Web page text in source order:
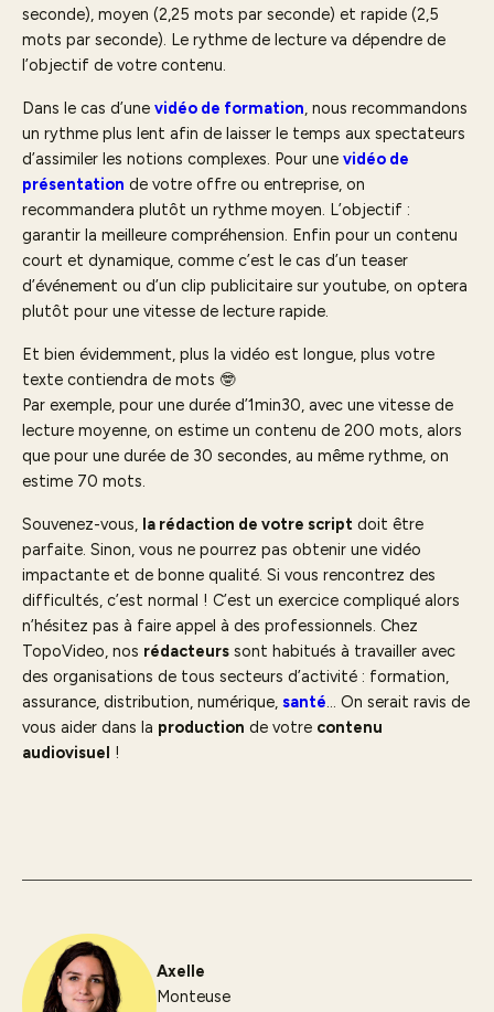
seconde), moyen (2,25 mots par seconde) et rapide (2,5
mots par seconde). Le rythme de lecture va dépendre de
l’objectif de votre contenu.
Dans le cas d’une vidéo de formation, nous recommandons
un rythme plus lent afin de laisser le temps aux spectateurs
d’assimiler les notions complexes. Pour une vidéo de
présentation de votre offre ou entreprise, on
recommandera plutôt un rythme moyen. L’objectif :
garantir la meilleure compréhension. Enfin pour un contenu
court et dynamique, comme c’est le cas d’un teaser
d’événement ou d’un clip publicitaire sur youtube, on optera
plutôt pour une vitesse de lecture rapide.
Et bien évidemment, plus la vidéo est longue, plus votre
texte contiendra de mots 🤓
Par exemple, pour une durée d’1min30, avec une vitesse de
lecture moyenne, on estime un contenu de 200 mots, alors
que pour une durée de 30 secondes, au même rythme, on
estime 70 mots.
Souvenez-vous, la rédaction de votre script doit être
parfaite. Sinon, vous ne pourrez pas obtenir une vidéo
impactante et de bonne qualité. Si vous rencontrez des
difficultés, c’est normal ! C’est un exercice compliqué alors
n’hésitez pas à faire appel à des professionnels. Chez
TopoVideo, nos rédacteurs sont habitués à travailler avec
des organisations de tous secteurs d’activité : formation,
assurance, distribution, numérique, santé… On serait ravis de
vous aider dans la production de votre contenu
audiovisuel !
Axelle
Monteuse